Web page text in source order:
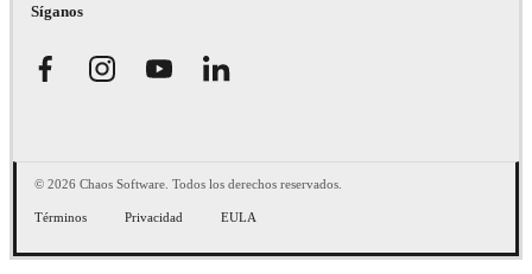
Síganos
© 2026 Chaos Software. Todos los derechos reservados.
Términos Privacidad EULA